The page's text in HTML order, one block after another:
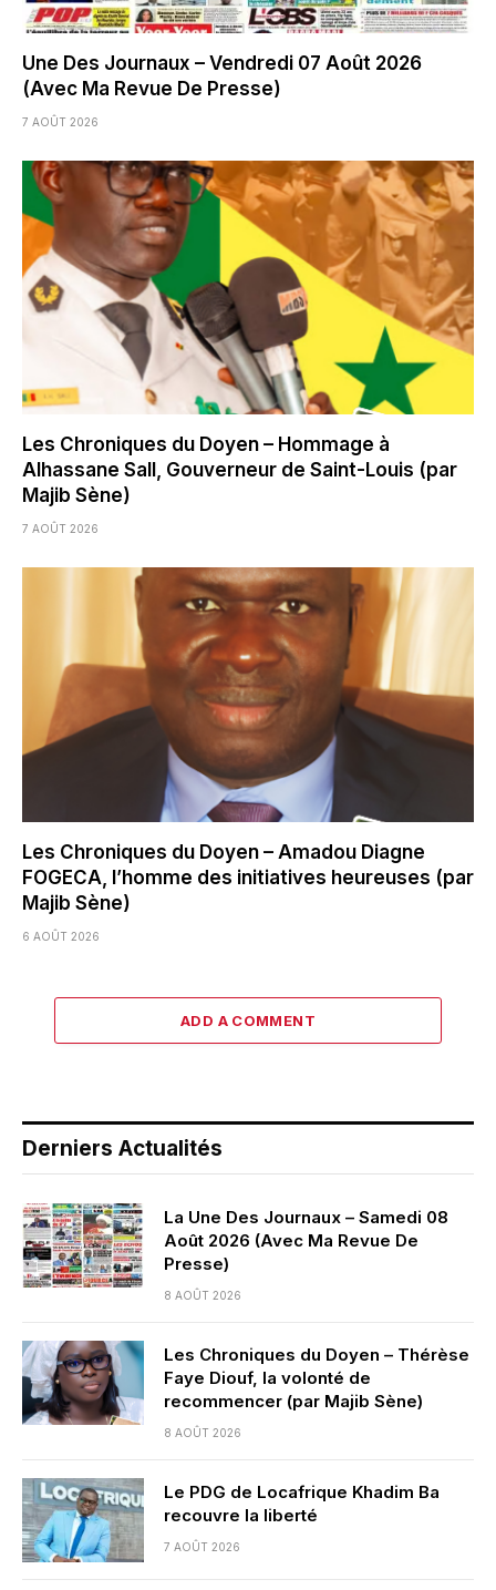
Une Des Journaux – Vendredi 07 Août 2026
(Avec Ma Revue De Presse)
7 AOÛT 2026
Les Chroniques du Doyen – Hommage à
Alhassane Sall, Gouverneur de Saint-Louis (par
Majib Sène)
7 AOÛT 2026
Les Chroniques du Doyen – Amadou Diagne
FOGECA, l’homme des initiatives heureuses (par
Majib Sène)
6 AOÛT 2026
ADD A COMMENT
Derniers Actualités
La Une Des Journaux – Samedi 08
Août 2026 (Avec Ma Revue De
Presse)
8 AOÛT 2026
Les Chroniques du Doyen – Thérèse
Faye Diouf, la volonté de
recommencer (par Majib Sène)
8 AOÛT 2026
Le PDG de Locafrique Khadim Ba
recouvre la liberté
7 AOÛT 2026